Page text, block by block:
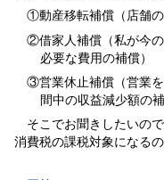
①動産移転補償（店舗の
②借家人補償（私が今
必要な費用の補償）
③営業休止補償（営業
間中の収益減少額の補
そこでお聞きしたいの
消費税の課税対象になる